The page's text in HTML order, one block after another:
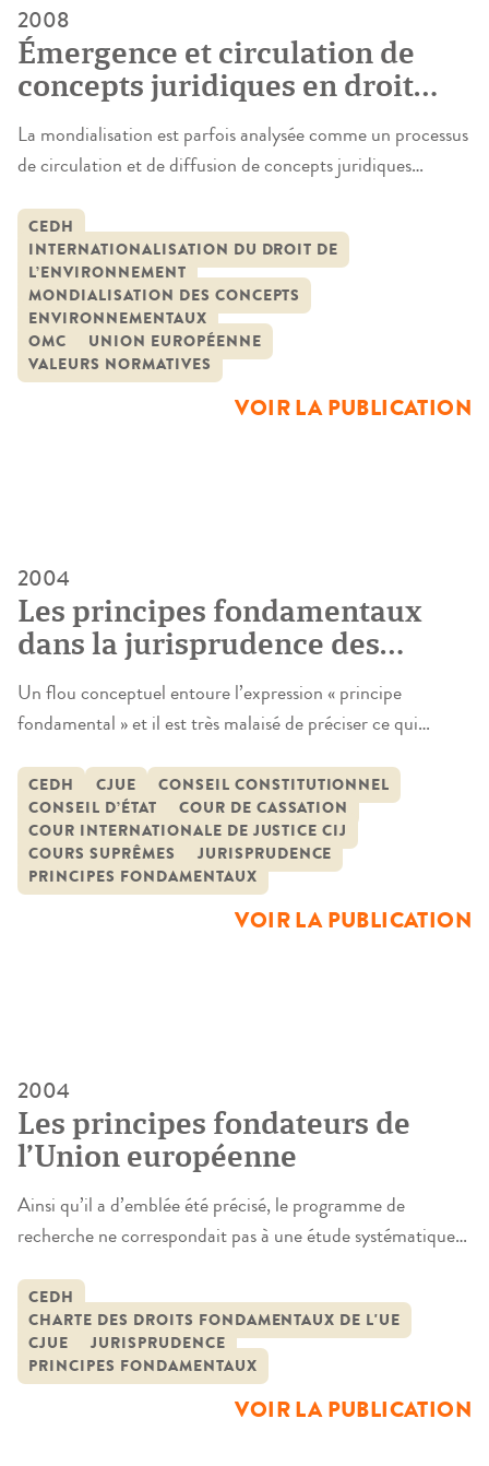
2008
Émergence et circulation de
concepts juridiques en droit
international de
l’environnement : entre
mondialisation et
fragmentation
La mondialisation est parfois analysée comme un processus
de circulation et de diffusion de concepts juridiques
que les rapports hiérarchiques entre les différents espaces
relevant de l’ordre juridique international soient faibles,
voire inexistants, ces espaces s’influencent mutuellement
dans leur fonctionnement. Sont alors observables des
emprunts croisés […]
CEDH
INTERNATIONALISATION DU DROIT DE
L’ENVIRONNEMENT
MONDIALISATION DES CONCEPTS
ENVIRONNEMENTAUX
OMC
UNION EUROPÉENNE
VALEURS NORMATIVES
VOIR LA PUBLICATION
2004
Les principes fondamentaux
dans la jurisprudence des
juridictions suprêmes
Un flou conceptuel entoure l’expression « principe
fondamental » et il est très malaisé de préciser ce qui
semblent proches tels le principe général, le principe
essentiel ou le principe. Si l’étymologie permet d’envisager
une certaine complémentarité entre le substantif et
l’adjectif en ce que le « principe […]
CEDH CJUE
CONSEIL CONSTITUTIONNEL
CONSEIL D’ÉTAT
COUR DE CASSATION
COUR INTERNATIONALE DE JUSTICE CIJ
COURS SUPRÊMES
JURISPRUDENCE
PRINCIPES FONDAMENTAUX
VOIR LA PUBLICATION
2004
Les principes fondateurs de
l’Union européenne
Ainsi qu’il a d’emblée été précisé, le programme de
recherche ne correspondait pas à une étude systématique
principes supérieurs » que peut connaître, plus largement,
l’ordre juridique communautaire (principes structurels,
objectifs des traités, droits fondamentaux…) dont la Cour
de justice a pu dire qu’ils se trouvaient […]
CEDH
CHARTE DES DROITS FONDAMENTAUX DE L'UE
CJUE
JURISPRUDENCE
PRINCIPES FONDAMENTAUX
VOIR LA PUBLICATION